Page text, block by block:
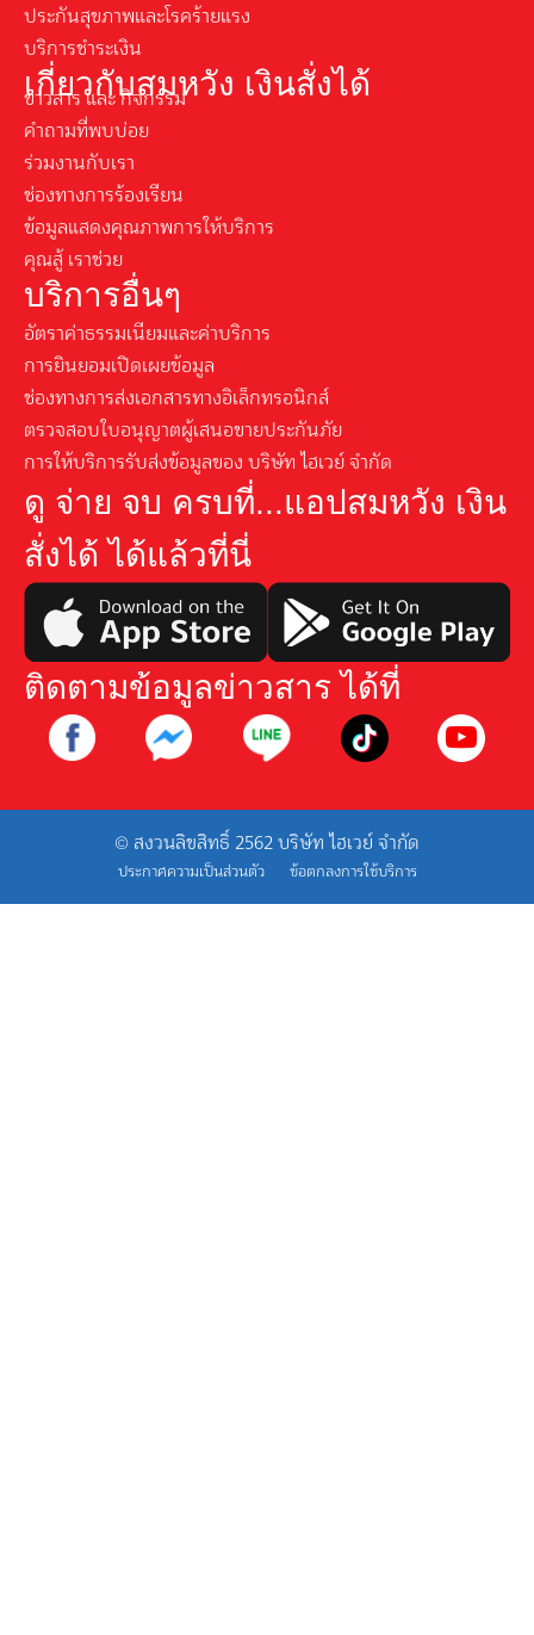
ประกันสุขภาพและโรคร้ายแรง
บริการชำระเงิน
เกี่ยวกับสมหวัง เงินสั่งได้
ข่าวสาร และ กิจกรรม
คำถามที่พบบ่อย
ร่วมงานกับเรา
ช่องทางการร้องเรียน
ข้อมูลแสดงคุณภาพการให้บริการ
คุณสู้ เราช่วย
บริการอื่นๆ
อัตราค่าธรรมเนียมและค่าบริการ
การยินยอมเปิดเผยข้อมูล
ช่องทางการส่งเอกสารทางอิเล็กทรอนิกส์
ตรวจสอบใบอนุญาตผู้เสนอขายประกันภัย
การให้บริการรับส่งข้อมูลของ บริษัท ไฮเวย์ จำกัด
ดู จ่าย จบ ครบที่...แอปสมหวัง เงิน
สั่งได้ ได้แล้วที่นี่
ติดตามข้อมูลข่าวสาร ได้ที่
© สงวนลิขสิทธิ์ 2562 บริษัท ไฮเวย์ จำกัด
ประกาศความเป็นส่วนตัว ข้อตกลงการใช้บริการ